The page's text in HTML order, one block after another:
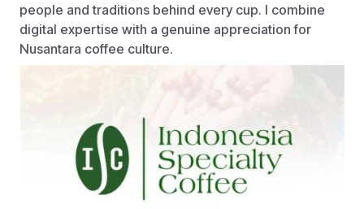
people and traditions behind every cup. I combine
digital expertise with a genuine appreciation for
Nusantara coffee culture.